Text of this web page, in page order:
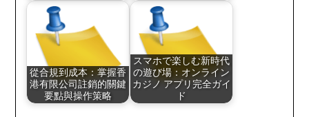
從合規到成本：掌握香
港有限公司註銷的關鍵
要點與操作策略
スマホで楽しむ新時代
の遊び場：オンライン
カジノ アプリ完全ガイ
ド